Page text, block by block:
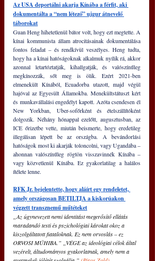
Az USA deportálni akarja Kínába a férfit, aki
dokumentálta a “nem létező” ujgur átnevelő
táborokat
Guan Heng hihetetlenül bátor volt, hogy ezt megtette. A
kínai kommunista állam atrocitásainak dokumentálása
fontos feladat – és rendkívül veszélyes. Heng tudta,
hogy ha a kínai hatóságoknak alkalmuk nyílik rá, akkor
azonnal letartóztatják, kihallgatják, és valószínűleg
megkínozzák, sőt meg is ölik. Ezért 2021-ben
elmenekült Kínából, Ecuadorba utazott, majd végül
hajóval az Egyesült Államokba. Menekültstátuszt kért
és munkavállalási engedélyt kapott. Azóta csendesen él
New Yorkban, Uber-sofőrként és ételszállítóként
dolgozik. Néhány hónappal ezelőtt, augusztusban, az
ICE őrizetbe vette, miután beismerte, hogy eredetileg
illegálisan lépett be az országba. A bevándorlási
hatóságok most ki akarják toloncolni, vagy Ugandába –
ahonnan valószínűleg rögtön visszavinnék Kínába –
vagy közvetlenül Kínába. Ez gyakorlatilag a halálos
ítélete lenne.
RFK Jr. bejelentette, hogy aláírt egy rendeletet,
amely országosan BETILTJA a kiskorúakon
végzett transznemű műtéteket
„Az úgynevezett nemi identitást megerősítő ellátás
maradandó testi és pszichológiai károkat okoz a
kiszolgáltatott fiataloknak. Ez nem orvoslás – ez
ORVOSI MŰHIBA.” „VÉGE az ideológiai célok által
vezérelt, áltudományos gyakorlatnak, amely nem a